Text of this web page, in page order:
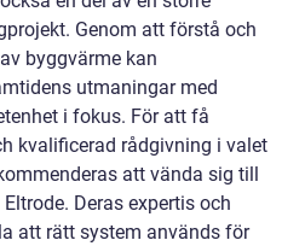
Genom att förstå och
byggvärme kan
utmaningar med
i fokus. För att få
kvalificerad rådgivning i valet
att vända sig till
Deras expertis och
att rätt system används för